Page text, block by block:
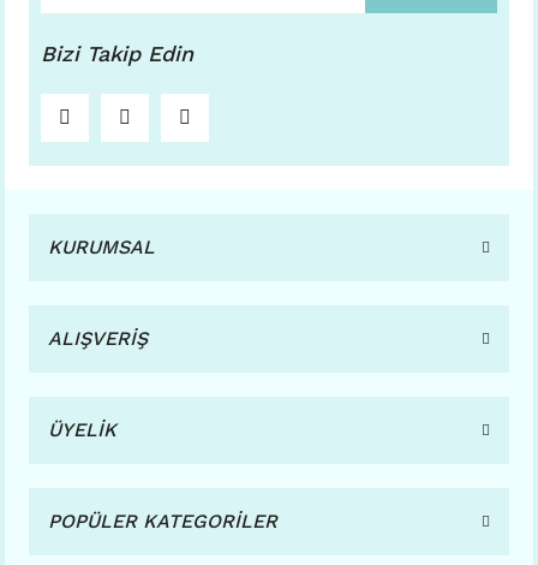
Bizi Takip Edin
KURUMSAL
ALIŞVERİŞ
ÜYELİK
POPÜLER KATEGORİLER